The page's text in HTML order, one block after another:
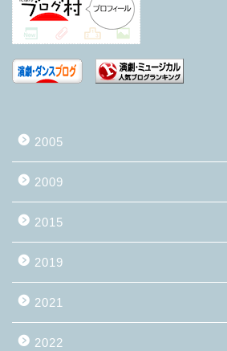
2005
2009
2015
2019
2021
2022